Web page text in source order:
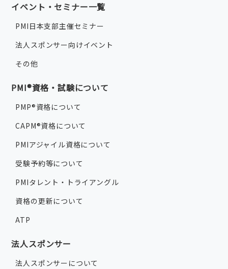
イベント・セミナー一覧
PMI日本支部主催セミナー
法人スポンサー向けイベント
その他
PMI®資格・試験について
PMP®資格について
CAPM®資格について
PMIアジャイル資格について
受験予約等について
PMIタレント・トライアングル
資格の更新について
ATP
法人スポンサー
法人スポンサーについて